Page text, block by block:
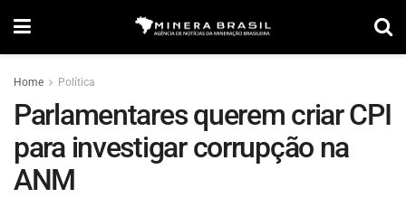
Home Política
Parlamentares querem criar CPI
para investigar corrupção na
ANM